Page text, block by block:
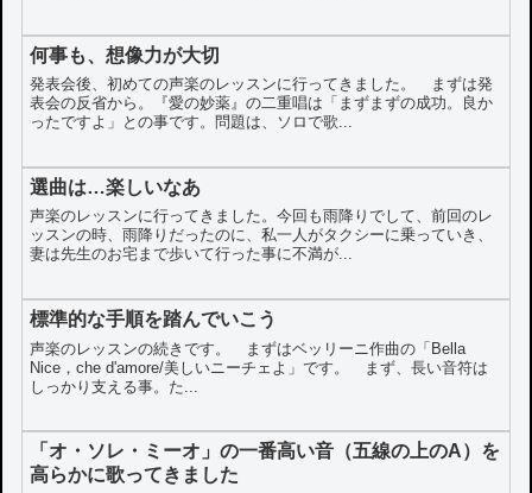
何事も、想像力が大切
発表会後、初めての声楽のレッスンに行ってきました。 まずは発
表会の反省から。『愛の妙薬』の二重唱は「まずまずの成功。良か
ったですよ」との事です。問題は、ソロで歌...
選曲は…楽しいなあ
声楽のレッスンに行ってきました。今回も雨降りでして、前回のレ
ッスンの時、雨降りだったのに、私一人がタクシーに乗っていき、
妻は先生のお宅まで歩いて行った事に不満が...
標準的な手順を踏んでいこう
声楽のレッスンの続きです。 まずはベッリーニ作曲の「Bella
Nice，che d'amore/美しいニーチェよ」です。 まず、長い音符は
しっかり支える事。た...
「オ・ソレ・ミーオ」の一番高い音（五線の上のA）を
高らかに歌ってきました